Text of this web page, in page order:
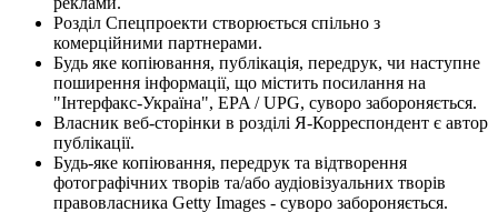
Розділ Спецпроекти створюється спільно з
комерційними партнерами.
Будь яке копіювання, публікація, передрук, чи наступне
поширення інформації, що містить посилання на
"Інтерфакс-Україна", EPA / UPG, суворо забороняється.
Власник веб-сторінки в розділі Я-Корреспондент є автор
публікації.
Будь-яке копіювання, передрук та відтворення
фотографічних творів та/або аудіовізуальних творів
правовласника Getty Images - суворо забороняється.